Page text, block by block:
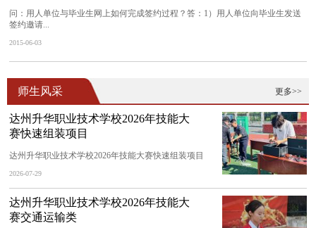
问：用人单位与毕业生网上如何完成签约过程？答：1）用人单位向毕业生发送
签约邀请...
2015-06-03
更多>>
师生风采
达州升华职业技术学校2026年技能大
赛快速组装项目
达州升华职业技术学校2026年技能大赛快速组装项目
2026-07-29
达州升华职业技术学校2026年技能大
赛交通运输类